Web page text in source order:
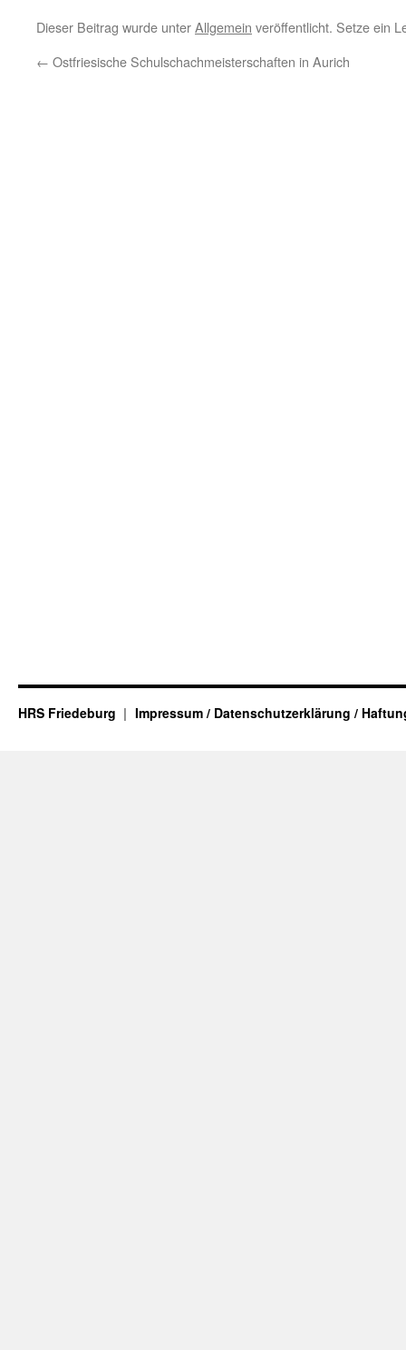
Dieser Beitrag wurde unterAllgemein veröffentlicht. Setze ein
← Ostfriesische Schulschachmeisterschaften in Aurich
HRS Friedeburg Impressum / Datenschutzerklärung /